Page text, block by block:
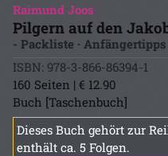
Raimund Joos
Pilgern auf den
- Packliste ·
ISBN: 978-3-866-86394-1
160 Seiten | € 12.90
Buch [Taschenbuch]
Dieses Buch gehört zur
enthält ca. 5 Folgen.